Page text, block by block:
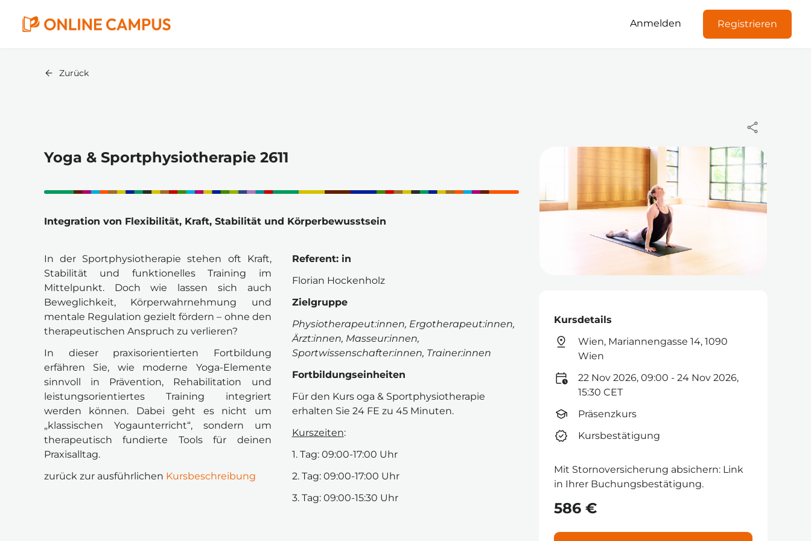
Anmelden Registrieren
Zurück
Yoga & Sportphysiotherapie 2611
Integration von Flexibilität, Kraft, Stabilität und Körperbewusstsein
In der Sportphysiotherapie stehen oft Kraft,
Stabilität und funktionelles Training im
Mittelpunkt. Doch wie lassen sich auch
Beweglichkeit, Körperwahrnehmung und
mentale Regulation gezielt fördern – ohne den
therapeutischen Anspruch zu verlieren?
In dieser praxisorientierten Fortbildung
erfähren Sie, wie moderne Yoga-Elemente
sinnvoll in Prävention, Rehabilitation und
leistungsorientiertes Training integriert
werden können. Dabei geht es nicht um
„klassischen Yogaunterricht“, sondern um
therapeutisch fundierte Tools für deinen
Praxisalltag.
zurück zur ausführlichen Kursbeschreibung
Referent: in
Florian Hockenholz
Zielgruppe
Physiotherapeut:innen, Ergotherapeut:innen,
Ärzt:innen, Masseur:innen,
Sportwissenschafter:innen, Trainer:innen
Fortbildungseinheiten
Für den Kurs
erhalten Sie 24 FE zu 45 Minuten.
Kurszeiten:
1. Tag: 09:00-17:00 Uhr
2. Tag: 09:00-17:00 Uhr
3. Tag: 09:00-15:30 Uhr
Kursdetails
Wien, Mariannengasse 14, 1090
Wien
22 Nov 2026, 09:00 - 24 Nov 2026,
15:30 CET
Präsenzkurs
Kursbestätigung
Mit Stornoversicherung absichern: Link
in Ihrer Buchungsbestätigung.
586 €